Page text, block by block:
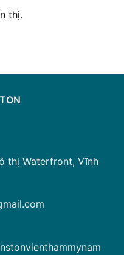
thị.
thị Waterfront, Vĩnh